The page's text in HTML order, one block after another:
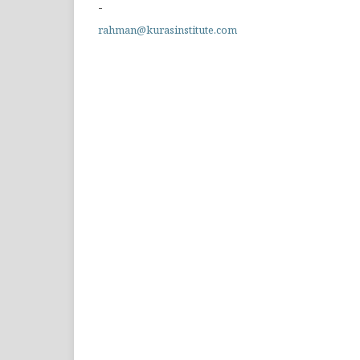
-
rahman@kurasinstitute.com